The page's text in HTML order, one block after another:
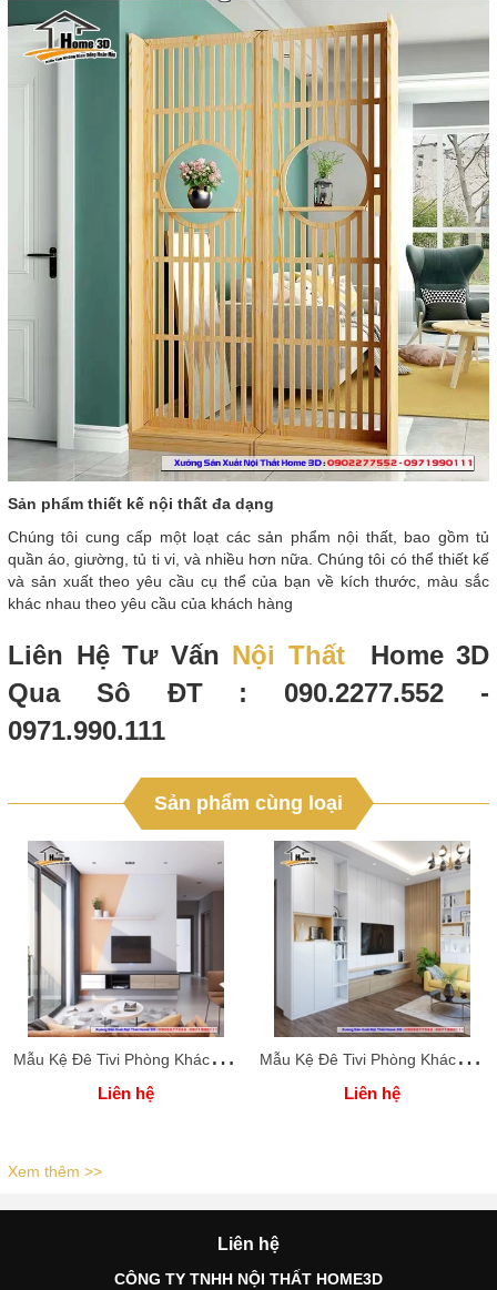
Sản phẩm thiết kế nội thất đa dạng
Chúng tôi cung cấp một loạt các sản phẩm nội thất, bao gồm tủ
quần áo, giường, tủ ti vi, và nhiều hơn nữa. Chúng tôi có thể thiết kế
và sản xuất theo yêu cầu cụ thể của bạn về kích thước, màu sắc
khác nhau theo yêu cầu của khách hàng
Liên Hệ Tư Vấn Nội ThấtHome 3D
Qua Sô ĐT : 090.2277.552 -
0971.990.111
Sản phẩm cùng loại
M
ẫu Kệ Đê Tivi Phòng Khách Home 3D
Liên hệ
M
ẫu Kệ Đê Tivi Phòng Khách Home 3D
Liên hệ
Xem thêm >>
Liên hệ
CÔNG TY TNHH NỘI THẤT HOME3D